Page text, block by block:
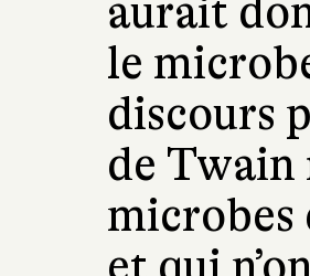
aurait
le
discours
de Twain
microbes